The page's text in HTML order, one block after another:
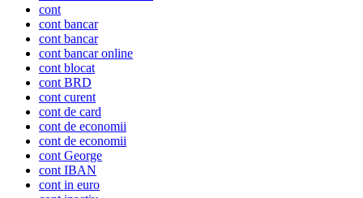
cont
cont bancar
cont bancar
cont bancar online
cont blocat
cont BRD
cont curent
cont de card
cont de economii
cont de economii
cont George
cont IBAN
cont in euro